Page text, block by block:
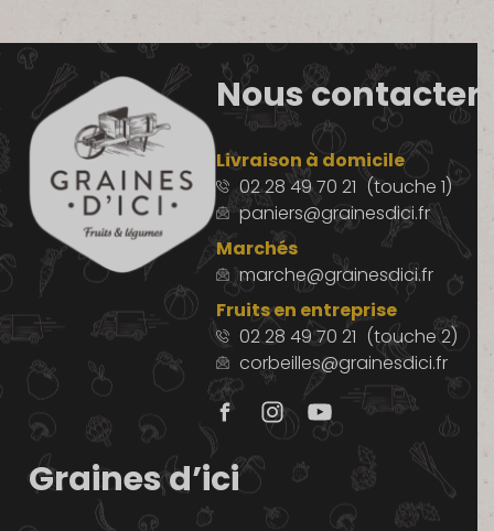
Nous contacter
Livraison à domicile
02 28 49 70 21 (touche 1)
paniers@grainesdici.fr
Marchés
marche@grainesdici.fr
Fruits en entreprise
02 28 49 70 21 (touche 2)
corbeilles@grainesdici.fr
Graines d’ici